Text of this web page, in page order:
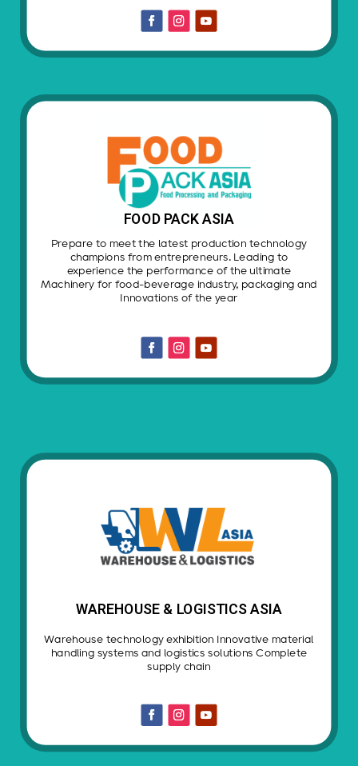
FOOD PACK ASIA
Prepare to meet the latest production technology
champions from entrepreneurs. Leading to
experience the performance of the ultimate
Machinery for food-beverage industry, packaging and
Innovations of the year
WAREHOUSE & LOGISTICS ASIA
Warehouse technology exhibition Innovative material
handling systems and logistics solutions Complete
supply chain